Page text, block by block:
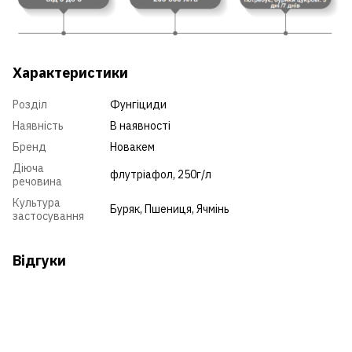
Характеристики
Розділ
Фунгіциди
Наявність
В наявності
Бренд
Новакем
Діюча
речовина
флутріафол, 250г/л
Культура
застосування
Буряк, Пшениця, Ячмінь
Відгуки